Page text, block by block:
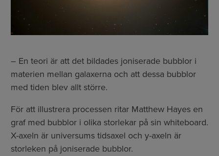
– En teori är att det bildades joniserade bubblor i
materien mellan galaxerna och att dessa bubblor
med tiden blev allt större.
För att illustrera processen ritar Matthew Hayes en
graf med bubblor i olika storlekar på sin whiteboard.
X-axeln är universums tidsaxel och y-axeln är
storleken på joniserade bubblor.